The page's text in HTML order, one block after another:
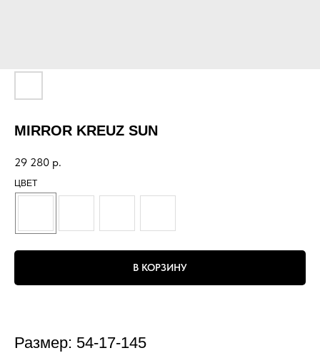
MIRROR KREUZ SUN
29 280 р.
ЦВЕТ
В КОРЗИНУ
Размер: 54-17-145